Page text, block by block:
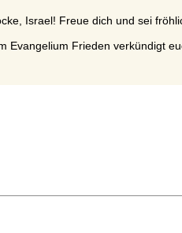
Israel! Freue dich und sei
Evangelium Frieden verkündigt